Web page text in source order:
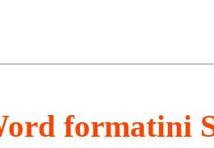
formatini